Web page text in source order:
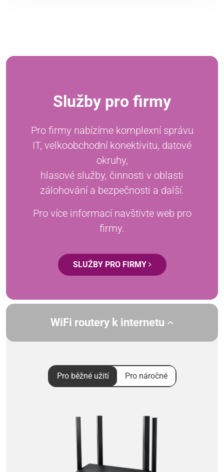
Služby pro firmy
Pro firmy nabízíme komplexní správu
IT, velkoobchodní konektivitu, datové
okruhy,
hlasové služby, činnosti v oblasti
zálohování a bezpečnosti a další.
Pro více informací navštivte web pro
firmy.
SLUŽBY PRO FIRMY
WiFi routery k internetu
Pro běžné užití Pro náročné